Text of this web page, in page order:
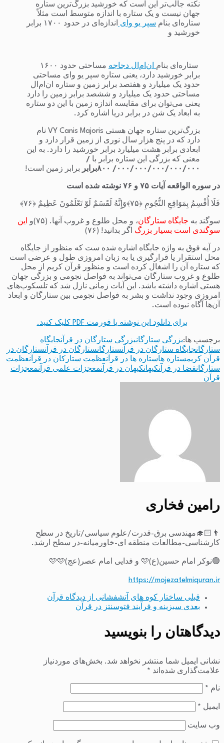
نکته جالب‌تر این است که خورشید بزرگ‌ترین ستاره
جهان نیست و یک ستاره با اندازه متوسط است مثلاً
ستاره‌ای بنام سپر یو وای
اندازه‌ای در حدود ۱۷۰۰ برابر
خورشید و
ستاره‌ای بنام ان‌ام‌ال دجاجه
مساحتی حدود ۱۶۰۰
برابر خورشید دارد، یعنی ستاره سپر یو وای مساحتی
حدود یک میلیارد و هفتصد برابر زمین و ستاره ان‌ام‌ال
مساحتی حدود یک میلیارد و ششصد برابر زمین را دارد
یعنی می‌توان برای مقایسه اندازه زمین با این دو ستاره
به ابعاد یک شن در برابر دریا اشاره کرد.
بزرگ‌ترین ستاره جهان هستی VY Canis Majoris نام
دارد که در پنج هزار سال نوری از زمین قرار دارد و
ابعادی برابر هشت میلیارد برابر خورشید را دارد. به این
معنی که بزرگی این ستاره برابر با /
۰۰۰/۰۰۰/۰۰۰/۰۰۰/۰۰۰/ ۸۰۰برابر
برابر زمین است!
در سوره الواقعه آیات ۷۵ و ۷۶ نوشته شده است
فَلَا أُقْسِمُ بِمَوَاقِعِ النُّجُومِ ﴿۷۵﴾وَإِنَّهُ لَقَسَمٌ لَوْ تَعْلَمُونَ عَظِیمٌ ﴿۷۶﴾
سوگند به جایگاه ستارگان، و محل طلوع و غروب آنها. (۷۵)و
این
سوگندی است بسیار بزرگ اگر بدانید! (۷۶)
در آیه فوق به واژه جایگاه اشاره شده ست که منظور از جایگاه
محل استقرار یا قرارگیری یا به زبان امروزی طول و عرضی است
که ستاره آن را اشغال کرده است و منظور قرآن کریم از محل
طلوع و غروب ستارگان می‌تواند به فواصل نجومی و بزرگی جهان
هستی اشاره داشته باشد. این آیات زمانی نازل شد که تلسکوپ‌های
امروزی وجود نداشت و بشر به فواصل نجومی بین ستارگان و ابعاد
آن‌ها آگاه نبوده است.
برای دانلود این نوشته با فورمت PDF کلیک کنید.
برچسب ها:بزرگی ستارگانبزرگی ستارگان در قرآنجایگاه
ستارگانجایگاه ستارگان در قرآنستارگانستارگان در قرآنستارگان در
قرآن کریمستاره هاستاره ها در قرآنعظمت ستارکان در قرآنعظمت
ستارگانفضا در قرآنکیهانکیهان در قرآنمعجزات علمی قرآنمعجزات
قرآن
رامین فخاری
👨🏻‍🎓مهندسی برق-قدرت/علوم سیاسی/تاریخ در سطح
کارشناسی-مطالعات منطقه ای-خاورمیانه-در سطح ارشد.
🟢نوکر امام حسین(ع)🩷 و فدایی امام عصر(عج)🩷🩷
https://mojezatelmiquran.ir
قبلی ساختار کوه های آتشفشانی از دیدگاه قرآن
بعدی سبزینه و فرآیند فتوسنتز در قرآن
دیدگاهتان را بنویسید
نشانی ایمیل شما منتشر نخواهد شد. بخش‌های موردنیاز
علامت‌گذاری شده‌اند *
نام *
ایمیل *
وب‌ سایت